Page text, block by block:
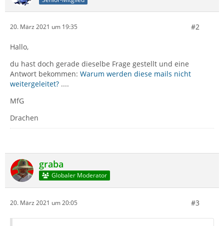
20. März 2021 um 19:35 #2
Hallo,
du hast doch gerade dieselbe Frage gestellt und eine
Antwort bekommen: Warum werden diese mails nicht
weitergeleitet? ....
MfG
Drachen
graba
Globaler Moderator
20. März 2021 um 20:05 #3